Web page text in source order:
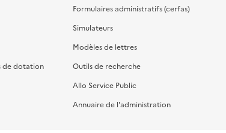
de dotation
Formulaires administratifs (cerfas)
Simulateurs
Modèles de lettres
Outils de recherche
Allo Service Public
Annuaire de l'administration